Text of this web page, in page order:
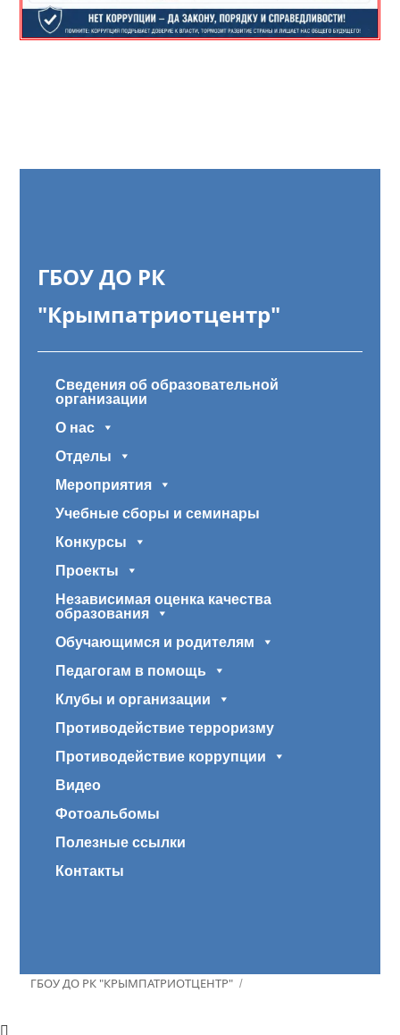
ГБОУ ДО РК
"Крымпатриотцентр"
Сведения об образовательной
организации
О нас
Отделы
Мероприятия
Учебные сборы и семинары
Конкурсы
Проекты
Независимая оценка качества
образования
Обучающимся и родителям
Педагогам в помощь
Клубы и организации
Противодействие терроризму
Противодействие коррупции
Видео
Фотоальбомы
Полезные ссылки
Контакты
ГБОУ ДО РК "КРЫМПАТРИОТЦЕНТР"